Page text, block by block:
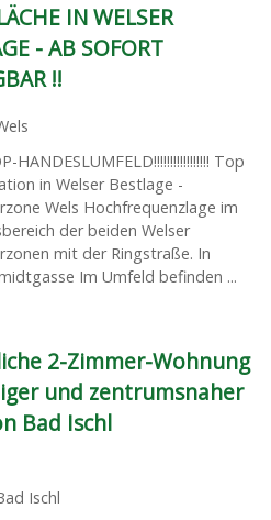
IN WELSER
- AB SOFORT
!!
HANDESLUMFELD!!!!!!!!!!!!!!!!! Top
in Welser Bestlage -
Wels Hochfrequenzlage im
der beiden Welser
mit der Ringstraße. In
Im Umfeld befinden ...
2-Zimmer-Wohnung
und zentrumsnaher
Bad Ischl
Ischl